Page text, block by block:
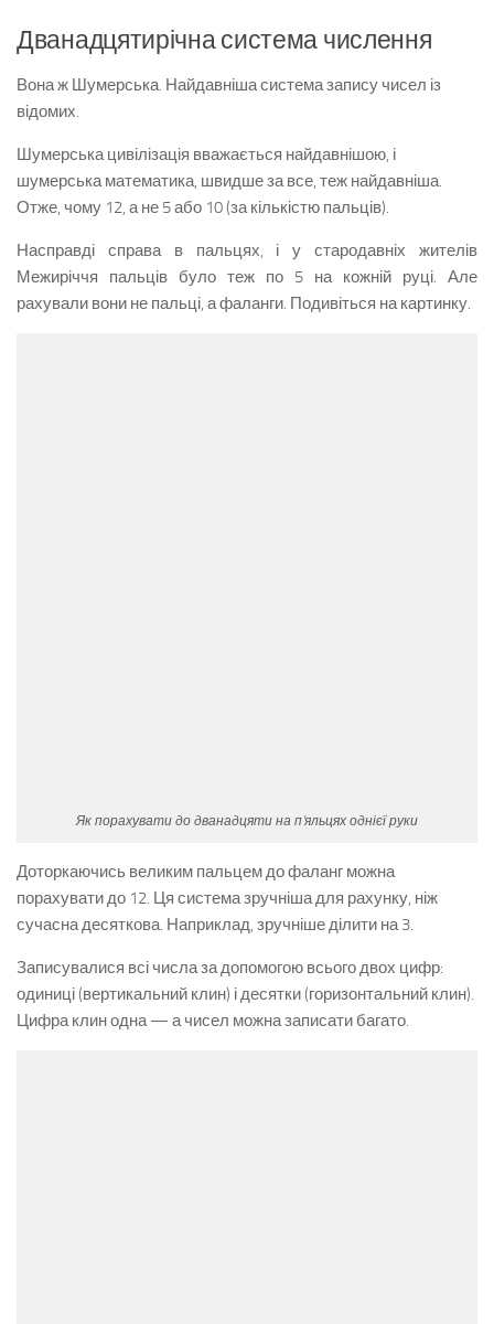
Дванадцятирічна система числення
Вона ж Шумерська. Найдавніша система запису чисел із
відомих.
Шумерська цивілізація вважається найдавнішою, і
шумерська математика, швидше за все, теж найдавніша.
Отже, чому 12, а не 5 або 10 (за кількістю пальців).
Насправді справа в пальцях, і у стародавніх жителів
Межиріччя пальців було теж по 5 на кожній руці. Але
рахували вони не пальці, а фаланги. Подивіться на картинку.
Як порахувати до дванадцяти на п’яльцях однієї руки
Доторкаючись великим пальцем до фаланг можна
порахувати до 12. Ця система зручніша для рахунку, ніж
сучасна десяткова. Наприклад, зручніше ділити на 3.
Записувалися всі числа за допомогою всього двох цифр:
одиниці (вертикальний клин) і десятки (горизонтальний клин).
Цифра клин одна — а чисел можна записати багато.